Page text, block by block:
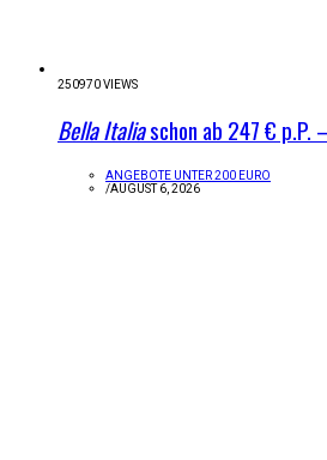
250970 VIEWS
Bella Italiaschon ab 247 € p.P.
ANGEBOTE UNTER 200 EURO
/AUGUST 6, 2026